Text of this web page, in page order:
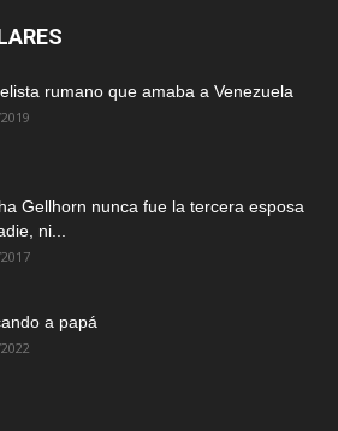
rumano que amaba a Venezuela
Gellhorn nunca fue la tercera esposa
ni...
a papá